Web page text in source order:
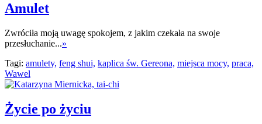
Amulet
Zwróciła moją uwagę spokojem, z jakim czekała na swoje
przesłuchanie...»
Tagi: amulety, feng shui, kaplica św. Gereona, miejsca mocy, praca,
Wawel
Życie po życiu